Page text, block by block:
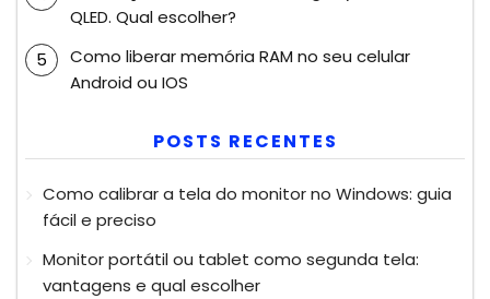
QLED. Qual escolher?
Como liberar memória RAM no seu celular
Android ou IOS
POSTS RECENTES
Como calibrar a tela do monitor no Windows: guia
fácil e preciso
Monitor portátil ou tablet como segunda tela:
vantagens e qual escolher